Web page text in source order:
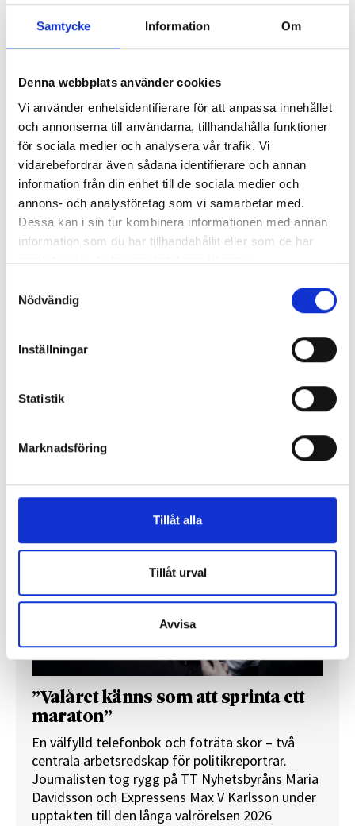
Samtycke Information Om
Denna webbplats använder cookies
Vi använder enhetsidentifierare för att anpassa innehållet
och annonserna till användarna, tillhandahålla funktioner
för sociala medier och analysera vår trafik. Vi
vidarebefordrar även sådana identifierare och annan
information från din enhet till de sociala medier och
annons- och analysföretag som vi samarbetar med.
Dessa kan i sin tur kombinera informationen med annan
information som du har tillhandahållit eller som de har
samlat in när du har använt deras tjänster.
Nödvändig
Inställningar
Statistik
Marknadsföring
Tillåt alla
Tillåt urval
Avvisa
Så mycket tjänar mediecheferna
Så mycket tjänar 260 mediechefer
chefredaktörerna
Så mycket tjänar dagspresscheferna
REPORTAGE
”Valåret känns som att sprinta ett
maraton”
En välfylld telefonbok och foträta skor – två
centrala arbetsredskap för politikreportrar.
Journalisten tog rygg på TT Nyhetsbyråns Maria
Davidsson och Expressens Max V Karlsson under
upptakten till den långa valrörelsen 2026